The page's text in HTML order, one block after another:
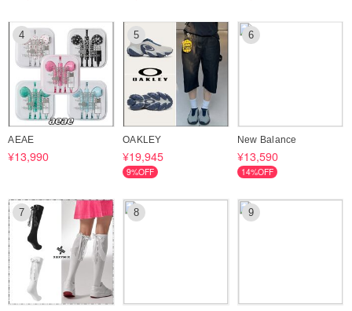
4
AEAE
¥13,990
5
OAKLEY
¥19,945
9%OFF
6
New Balance
¥13,590
14%OFF
7 8 9